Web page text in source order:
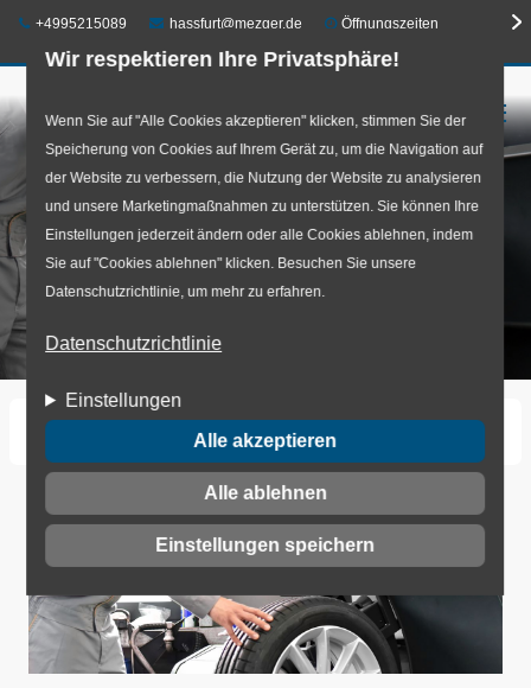
Wir respektieren Ihre Privatsphäre!
Wenn Sie auf "Alle Cookies akzeptieren" klicken, stimmen Sie der
Speicherung von Cookies auf Ihrem Gerät zu, um die Navigation auf
der Website zu verbessern, die Nutzung der Website zu analysieren
und unsere Marketingmaßnahmen zu unterstützen. Sie können Ihre
Einstellungen jederzeit ändern oder alle Cookies ablehnen, indem
Sie auf "Cookies ablehnen" klicken. Besuchen Sie unsere
Datenschutzrichtlinie, um mehr zu erfahren.
Datenschutzrichtlinie
Einstellungen
Alle akzeptieren
Alle ablehnen
Einstellungen speichern
Direkt
Inhalt
Telefon:
+4995215089 E-Mail:hassfurt@mezger.de Öffnungszeiten
☰
Startseite Wuchten
Wuchten